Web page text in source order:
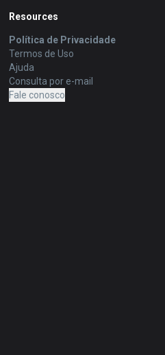
Resources
Política de Privacidade
Termos de Uso
Ajuda
Consulta por e-mail
Fale conosco